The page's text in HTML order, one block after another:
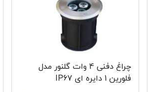
چراغ دفنی 4 وات گلنور مدل
فلورین 1 دایره ای IP67